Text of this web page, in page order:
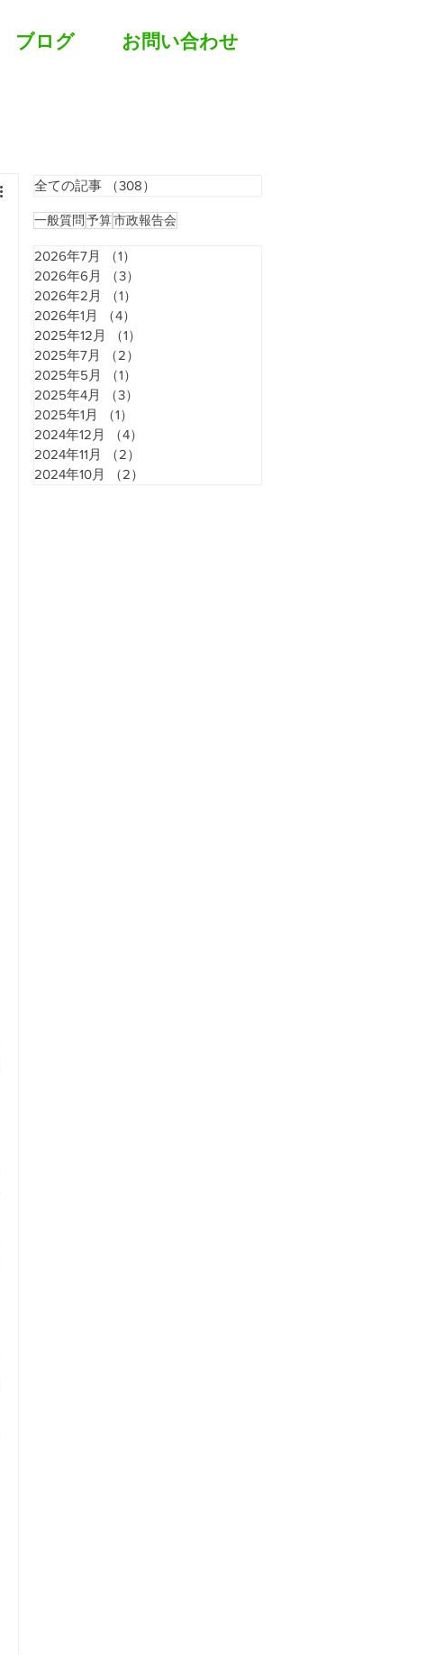
ブログ お問い合わせ
全ての記事 （308）
一般質問 予算市政報告会
2026年7月 （1）
2026年6月
（3）
2026年2月
（1）
2026年1月
（4）
2025年12月
（1）
2025年7月
（2）
2025年5月
（1）
2025年4月
（3）
2025年1月
（1）
2024年12月
（4）
2024年11月
（2）
2024年10月
（2）